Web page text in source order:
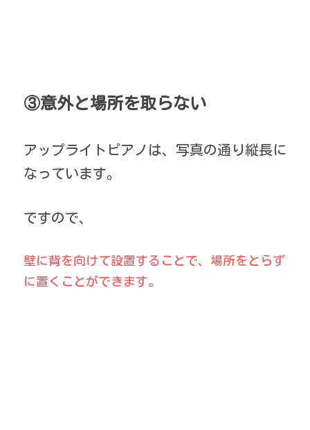
③意外と場所を取らない
アップライトピアノは、写真の通り縦長に
なっています。
ですので、
壁に背を向けて設置することで、場所をとらず
に置くことができます。